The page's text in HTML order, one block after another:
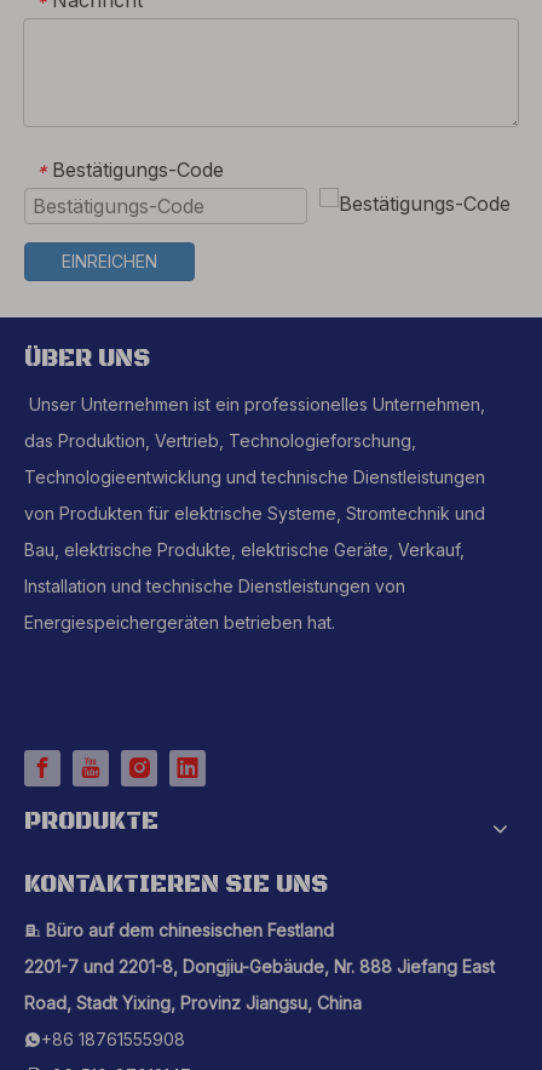
* Bestätigungs-Code
EINREICHEN
ÜBER UNS
Unser Unternehmen ist ein professionelles Unternehmen,
das Produktion, Vertrieb, Technologieforschung,
Technologieentwicklung und technische Dienstleistungen
von Produkten für elektrische Systeme, Stromtechnik und
Bau, elektrische Produkte, elektrische Geräte, Verkauf,
Installation und technische Dienstleistungen von
Energiespeichergeräten betrieben hat.
PRODUKTE
KONTAKTIEREN SIE UNS
 Büro auf dem chinesischen Festland
2201-7 und 2201-8, Dongjiu-Gebäude, Nr. 888 Jiefang East
Road, Stadt Yixing, Provinz Jiangsu, China
+86 18761555908